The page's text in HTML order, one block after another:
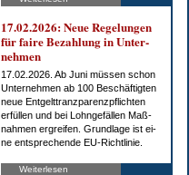
17.02.2026: Neue Re­ge­lun­gen
für fai­re Be­zah­lung in Un­ter­
neh­men
17.02.2026. Ab Ju­ni müs­sen schon
Un­ter­neh­men ab 100 Be­schäf­tig­ten
neue Ent­gelt­tranz­pa­renz­pflich­ten
er­fül­len und bei Lohn­ge­fäl­len Maß­
nah­men er­grei­fen. Grund­la­ge ist ei­
ne ent­spre­chen­de EU-Richt­li­nie.
Weiterlesen